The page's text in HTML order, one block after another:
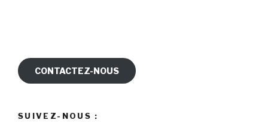
CONTACTEZ-NOUS
SUIVEZ-NOUS :